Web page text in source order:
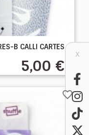
B CALLI CARTES
5,00 €
favorite_border
X